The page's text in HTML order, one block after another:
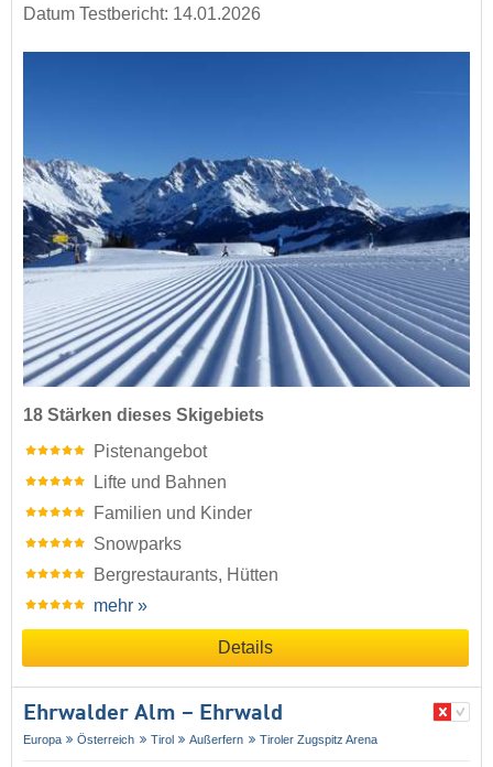
Datum Testbericht: 14.01.2026
18 Stärken dieses Skigebiets
Pistenangebot
Lifte und Bahnen
Familien und Kinder
Snowparks
Bergrestaurants, Hütten
mehr »
Details
Ehrwalder Alm – Ehrwald
Europa Österreich Tirol Außerfern Tiroler Zugspitz Arena